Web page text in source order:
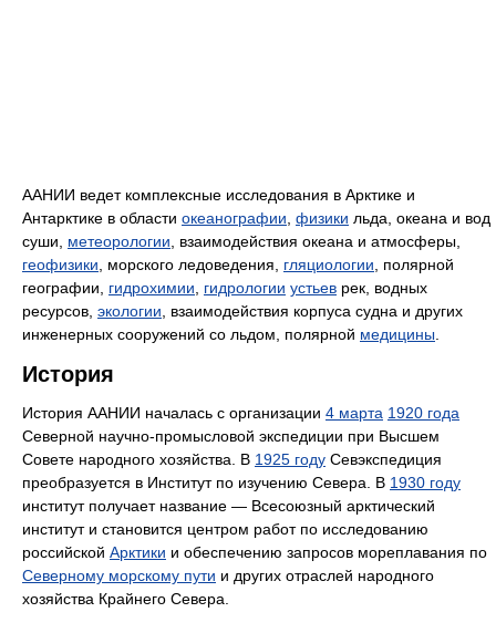
ААНИИ ведет комплексные исследования в Арктике и
Антарктике в области океанографии физики льда, океана и вод
суши, метеорологии , взаимодействия океана и атмосферы,
геофизики , морского ледоведения, гляциологии , полярной
географии, гидрохимии гидрологии устьев рек, водных
ресурсов, экологии , взаимодействия корпуса судна и других
инженерных сооружений со льдом, полярной медицины
История
История ААНИИ началась с организации 4 марта 1920 года
Северной научно-промысловой экспедиции при Высшем
Совете народного хозяйства. В 1925 году Севэкспедиция
преобразуется в Институт по изучению Севера. В 1930 году
институт получает название — Всесоюзный арктический
институт и становится центром работ по исследованию
российской Арктики и обеспечению запросов мореплавания по
Северному морскому пути и других отраслей народного
хозяйства Крайнего Севера.